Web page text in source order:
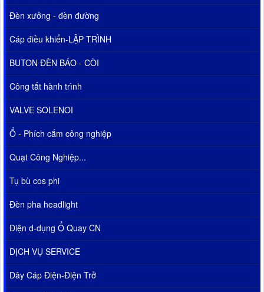
Đèn xưởng - đèn đường
Cáp điều khiển-LẬP TRÌNH
BUTON ĐÈN BÁO - CÒI
Công tắt hành trình
VALVE SOLENOI
Ổ - Phích cắm công nghiệp
Quạt Công Nghiệp...
Tụ bù cos phi
Đèn pha headlight
Điện d-dụng Ổ Quay CN
DỊCH VỤ SERVICE
Dây Cáp Điện-Điện Trở